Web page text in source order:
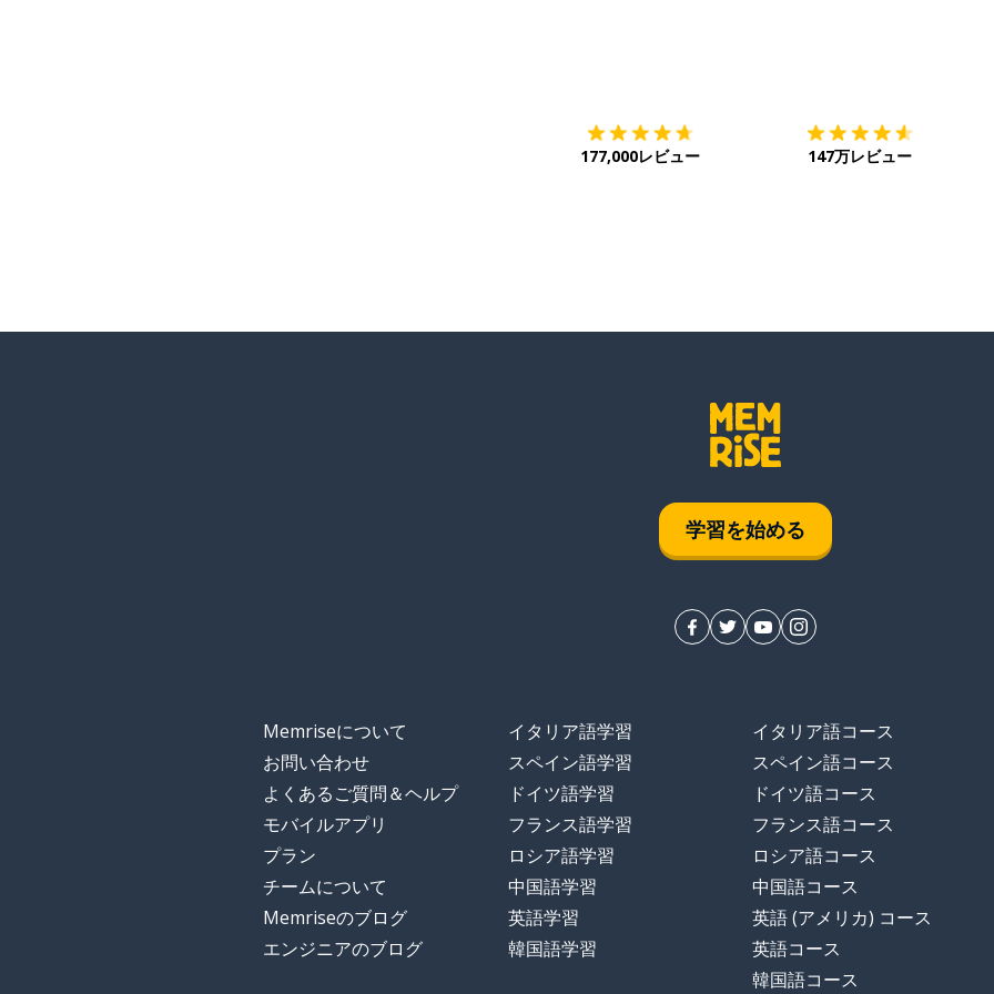
177,000レビュー 147万レビュー
学習を始める
Memriseについて
お問い合わせ
よくあるご質問＆ヘルプ
モバイルアプリ
プラン
チームについて
Memriseのブログ
エンジニアのブログ
イタリア語学習
スペイン語学習
ドイツ語学習
フランス語学習
ロシア語学習
中国語学習
英語学習
韓国語学習
イタリア語コース
スペイン語コース
ドイツ語コース
フランス語コース
ロシア語コース
中国語コース
英語 (アメリカ) コース
英語コース
韓国語コース